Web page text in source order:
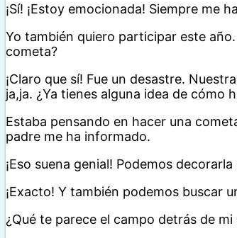
¡Sí! ¡Estoy emocionada! Siempre me
Yo también quiero participar este
cometa?
¡Claro que sí! Fue un desastre.
ja,ja. ¿Ya tienes alguna idea de cómo
Estaba pensando en hacer una
padre me ha informado.
¡Eso suena genial! Podemos
¡Exacto! Y también podemos buscar
¿Qué te parece el campo detrás de